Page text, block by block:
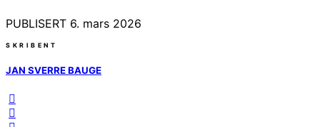
PUBLISERT 6. mars 2026
SKRIBENT
JAN SVERRE BAUGE